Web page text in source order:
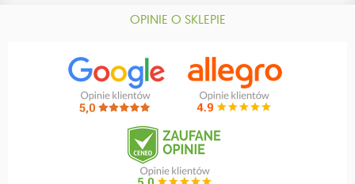
OPINIE O SKLEPIE